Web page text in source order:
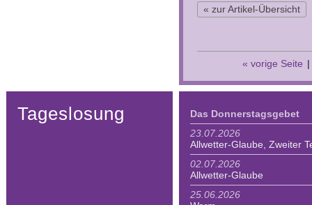
« zur Artikel-Übersicht
« vorige Seite |
Tageslosung
Das Donnerstagsgebet
23.07.2026
Allwetter-Glaube, Zweiter
02.07.2026
Allwetter-Glaube
25.06.2026